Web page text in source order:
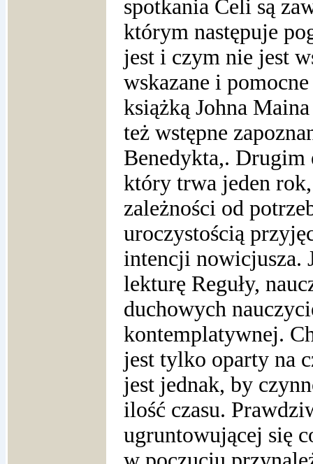
spotkania Celi są
którym następuje
jest i czym nie jest
wskazane i
książką Johna
też wstępne
Benedykta,. Drugim
który trwa jeden
zależności od
uroczystością
intencji nowicjusza.
lekturę Reguły,
duchowych
kontemplatywnej.
jest tylko oparty na
jest jednak, by
ilość czasu.
ugruntowującej się